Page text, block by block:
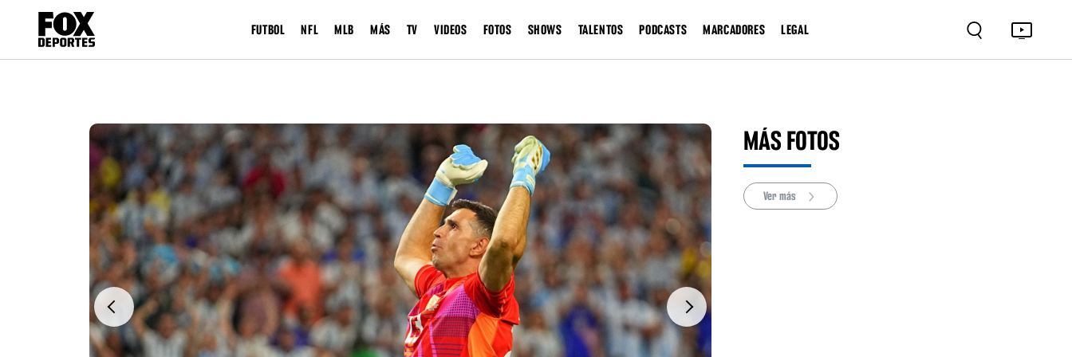
FUTBOL NFL MLB MÁS TV VIDEOS FOTOS SHOWS TALENTOS PODCASTS MARCADORES LEGAL
Previous Next
MÁS FOTOS
Ver más